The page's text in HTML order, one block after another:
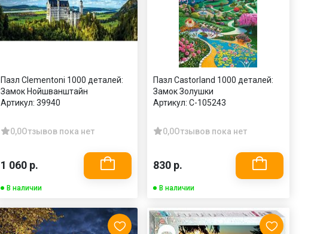
Пазл Clementoni 1000 деталей:
Замок Нойшванштайн
Артикул: 39940
0,0Отзывов пока нет
1 060 р.
В наличии
Пазл Castorland 1000 деталей:
Замок Золушки
Артикул: C-105243
0,0Отзывов пока нет
830 р.
В наличии